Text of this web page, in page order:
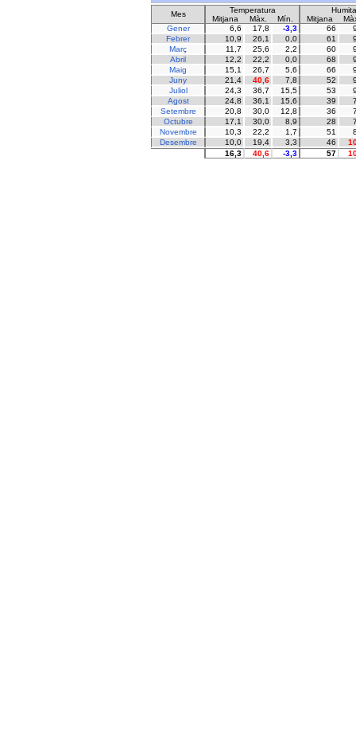
Mes Temperatura
Mitjana
Màx. Mín. Mitjana
Gener
6,6 17,8 -3,3 66
Febrer
10,9 26,1 0,0 61
Març
11,7 25,6 2,2 60
Abril
12,2 22,2 0,0 68
Maig
15,1 26,7 5,6 66
Juny
21,4 40,6 7,8 52
Juliol
24,3 36,7 15,5 53
Agost
24,8 36,1 15,6 39
Setembre
20,8 30,0 12,8 36
Octubre
17,1 30,0 8,9 28
Novembre
10,3 22,2 1,7 51
Desembre
10,0 19,4 3,3 46
16,3
40,6 -3,3 57